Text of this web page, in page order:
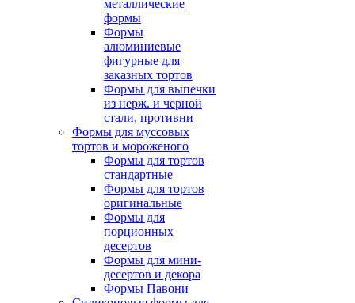
металлические
формы
Формы
алюминиевые
фигурные для
заказных тортов
Формы для выпечки
из нерж. и черной
стали, противни
Формы для муссовых
тортов и мороженого
Формы для тортов
стандартные
Формы для тортов
оригинальные
Формы для
порционных
десертов
Формы для мини-
десертов и декора
Формы Павони